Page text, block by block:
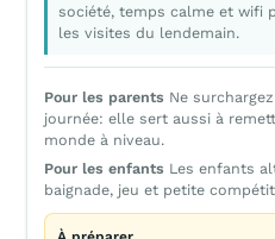
société, temps calme et wifi
les visites du lendemain.
Pour les parents Ne
journée: elle sert aussi à
monde à niveau.
Pour les enfants Les enfants
baignade, jeu et petite